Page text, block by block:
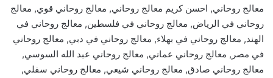
معالج روحاني, احسن كريم معالج روحاني, معالج روحاني قوي, معالج
روحاني في الرياض, معالج روحاني في فلسطين, معالج روحاني في
الهند, معالج روحاني في بهلاء, معالج روحاني في دبي, معالج روحاني
في مصر, معالج روحاني عماني, معالج روحاني عبد الله السوسي,
معالج روحاني صادق, معالج روحاني شيعي, معالج روحاني سفلي,